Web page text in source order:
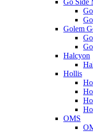
Go Side
Golem
Halcyon
Hollis
OMS